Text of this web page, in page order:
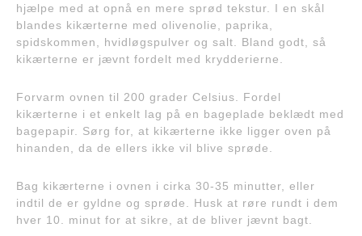
hjælpe med at opnå en mere sprød tekstur. I en skål
blandes kikærterne med olivenolie, paprika,
spidskommen, hvidløgspulver og salt. Bland godt, så
kikærterne er jævnt fordelt med krydderierne.
Forvarm ovnen til 200 grader Celsius. Fordel
kikærterne i et enkelt lag på en bageplade beklædt med
bagepapir. Sørg for, at kikærterne ikke ligger oven på
hinanden, da de ellers ikke vil blive sprøde.
Bag kikærterne i ovnen i cirka 30-35 minutter, eller
indtil de er gyldne og sprøde. Husk at røre rundt i dem
hver 10. minut for at sikre, at de bliver jævnt bagt.